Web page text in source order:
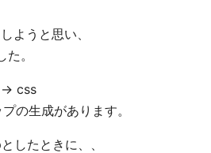
ようと思い、
。
> css
の生成があります。
したときに、、